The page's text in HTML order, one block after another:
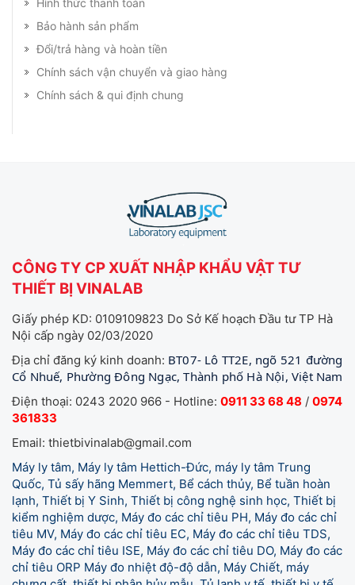
Bảo hành sản phẩm
Đổi/trả hàng và hoàn tiền
Chính sách vận chuyển và giao hàng
Chính sách & qui định chung
CÔNG TY CP XUẤT NHẬP KHẨU VẬT TƯ
THIẾT BỊ VINALAB
Giấy phép KD: 0109109823 Do Sở Kế hoạch Đầu tư TP Hà
Nội cấp ngày 02/03/2020
Địa chỉ đăng ký kinh doanh: BT07- Lô TT2E, ngõ 521 đường
Cổ Nhuế, Phường Đông Ngạc, Thành phố Hà Nội, Việt Nam
Điện thoại: 0243 2020 966 - Hotline: 0911 33 68 48 / 0974
361833
Email: thietbivinalab@gmail.com
Máy ly tâm, Máy ly tâm Hettich-Đức, máy ly tâm Trung
Quốc, Tủ sấy hãng Memmert, Bể cách thủy, Bể tuần hoàn
lạnh, Thiết bị Y Sinh, Thiết bị công nghệ sinh học, Thiết bị
kiểm nghiệm dược, Máy đo các chỉ tiêu PH, Máy đo các chỉ
tiêu MV, Máy đo các chỉ tiêu EC, Máy đo các chỉ tiêu TDS,
Máy đo các chỉ tiêu ISE, Máy đo các chỉ tiêu DO, Máy đo các
chỉ tiêu ORP Máy đo nhiệt độ-độ dẫn, Máy Chiết, máy